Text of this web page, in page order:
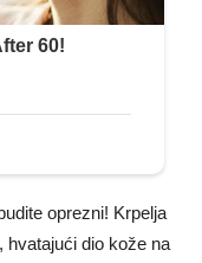
oprezni! Krpelja
hvatajući dio kože na